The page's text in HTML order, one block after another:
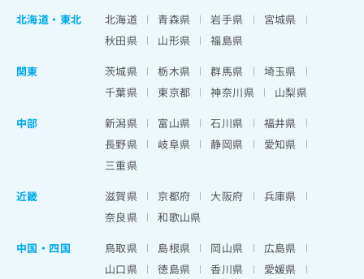
北海道 ・ 東北 北海道 青森県 岩手県
宮城県
秋田県
山形県
福島県
関東
茨城県 栃木県 群馬県
埼玉県
千葉県
東京都 神奈川県
山梨県
中部
新潟県 富山県 石川県
福井県
長野県
岐阜県 静岡県
愛知県
三重県
近畿
滋賀県 京都府 大阪府
兵庫県
奈良県
和歌山県
中国・四国
鳥取県 島根県 岡山県
広島県
山口県
徳島県 香川県
愛媛県